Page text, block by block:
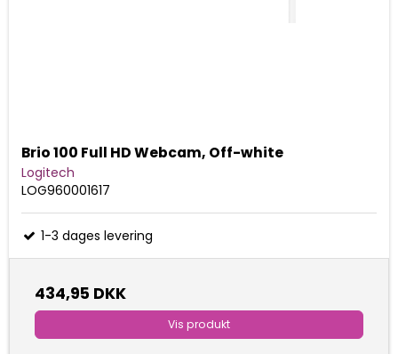
Brio 100 Full HD Webcam, Off-white
Logitech
LOG960001617
1-3 dages levering
434,95 DKK
Vis produkt